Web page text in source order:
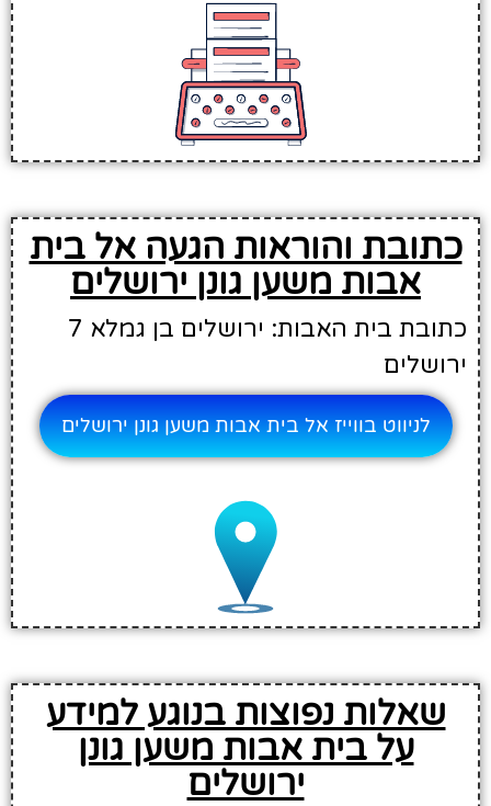
כתובת והוראות הגעה אל בית
אבות משען גונן ירושלים
כתובת בית האבות: ירושלים בן גמלא 7
ירושלים
לניווט בווייז אל בית אבות משען גונן ירושלים
שאלות נפוצות בנוגע למידע
על בית אבות משען גונן
ירושלים